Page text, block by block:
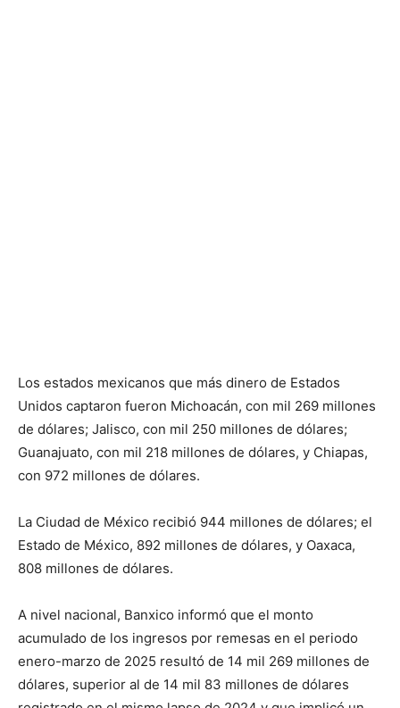
Los estados mexicanos que más dinero de Estados
Unidos captaron fueron Michoacán, con mil 269 millones
de dólares; Jalisco, con mil 250 millones de dólares;
Guanajuato, con mil 218 millones de dólares, y Chiapas,
con 972 millones de dólares.
La Ciudad de México recibió 944 millones de dólares; el
Estado de México, 892 millones de dólares, y Oaxaca,
808 millones de dólares.
A nivel nacional, Banxico informó que el monto
acumulado de los ingresos por remesas en el periodo
enero-marzo de 2025 resultó de 14 mil 269 millones de
dólares, superior al de 14 mil 83 millones de dólares